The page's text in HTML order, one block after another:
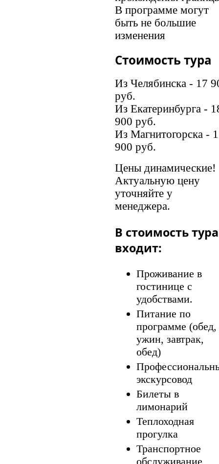
В программе могут
быть не большие
изменения
Стоимость тура
Из Челябинска - 17
руб.
Из Екатеринбурга -
900 руб.
Из Магнитогорска -
900 руб.
Цены динамические!
Актуальную цену
уточняйте у
менеджера.
В стоимость тура
входит:
Проживание в
гостинице с
удобствами.
Питание по
программе (обед,
ужин, завтрак,
обед)
экскурсовод
Билеты в
лимонарий
Теплоходная
прогулка
Транспортное
обслуживание